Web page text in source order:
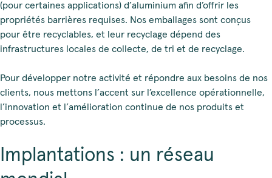
(pour certaines applications) d’aluminium afin d’offrir les
propriétés barrières requises. Nos emballages sont conçus
pour être recyclables, et leur recyclage dépend des
infrastructures locales de collecte, de tri et de recyclage.
Pour développer notre activité et répondre aux besoins de nos
clients, nous mettons l’accent sur l’excellence opérationnelle,
l’innovation et l’amélioration continue de nos produits et
processus.
Implantations : un réseau